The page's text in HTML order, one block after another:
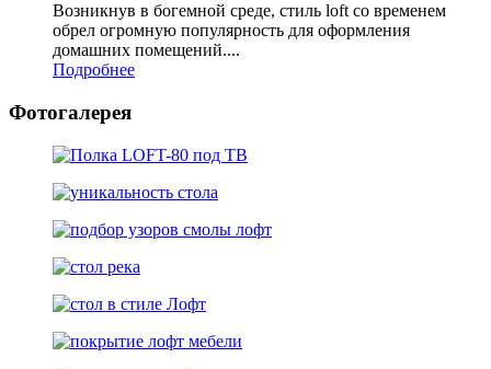
Возникнув в богемной среде, стиль loft со временем
обрел огромную популярность для оформления
домашних помещений....
Подробнее
Фотогалерея